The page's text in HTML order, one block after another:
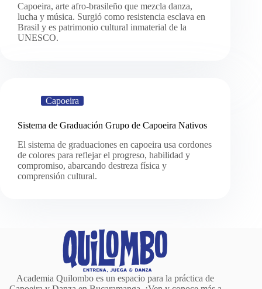
Capoeira, arte afro-brasileño que mezcla danza,
lucha y música. Surgió como resistencia esclava en
Brasil y es patrimonio cultural inmaterial de la
UNESCO.
Capoeira
Sistema de Graduación Grupo de Capoeira Nativos
El sistema de graduaciones en capoeira usa cordones
de colores para reflejar el progreso, habilidad y
compromiso, abarcando destreza física y
comprensión cultural.
Academia Quilombo es un espacio para la práctica de